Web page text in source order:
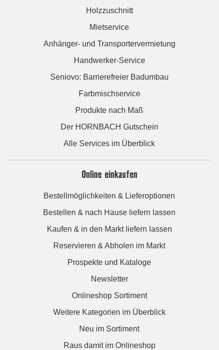
Holzzuschnitt
Mietservice
Anhänger- und Transportervermietung
Handwerker-Service
Seniovo: Barrierefreier Badumbau
Farbmischservice
Produkte nach Maß
Der HORNBACH Gutschein
Alle Services im Überblick
Online einkaufen
Bestellmöglichkeiten & Lieferoptionen
Bestellen & nach Hause liefern lassen
Kaufen & in den Markt liefern lassen
Reservieren & Abholen im Markt
Prospekte und Kataloge
Newsletter
Onlineshop Sortiment
Weitere Kategorien im Überblick
Neu im Sortiment
Raus damit im Onlineshop